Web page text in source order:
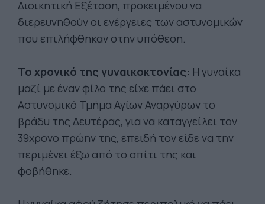
Διοικητική Εξέταση, προκειμένου να
διερευνηθούν οι ενέργειες των αστυνομικών
που επιλήφθηκαν στην υπόθεση.
Το χρονικό της γυναικοκτονίας: Η γυναίκα
μαζί με έναν φίλο της είχε πάει στο
Αστυνομικό Τμήμα Αγίων Αναργύρων το
βράδυ της Δευτέρας, για να καταγγείλει τον
39χρονο πρώην της, επειδή τον είδε να την
περιμένει έξω από το σπίτι της και
φοβήθηκε.